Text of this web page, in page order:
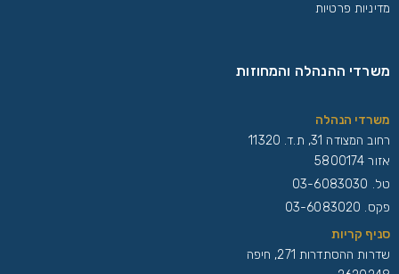
מדיניות פרטיות
משרדי ההנהלה והמחוזות
משרדי הנהלה
רחוב המצודה 31, ת.ד. 11320
אזור 5800174
טל. 03-6083030
פקס. 03-6083020
סניף קריות
שדרות ההסתדרות 271, חיפה